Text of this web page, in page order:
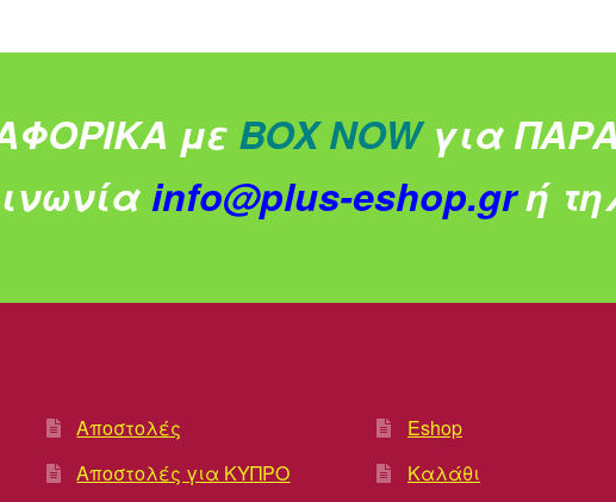
με BOX NOW για
info@plus-eshop.grή
Αποστολές
Αποστολές για ΚΥΠΡΟ
Eshop
Καλάθι